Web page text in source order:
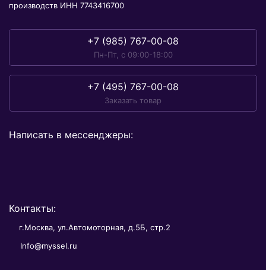
производств ИНН 7743416700
+7 (985) 767-00-08
Пн-Пт, с 09:00-18:00
+7 (495) 767-00-08
Заказать товар
Написать в мессенджеры:
Контакты:
г.Москва, ул.Автомоторная, д.5Б, стр.2
Info@myssel.ru